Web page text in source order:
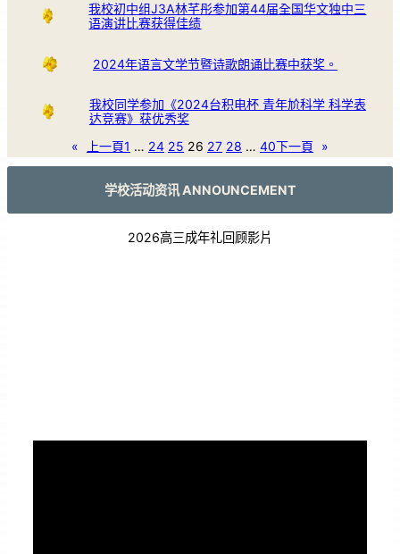
我校初中组J3A林芊彤参加第44届全国华文独中三
语演讲比赛获得佳绩
2024年语言文学节暨诗歌朗诵比赛中获奖。
我校同学参加《2024台积电杯 青年尬科学 科学表
达竞赛》获优秀奖
«
上一頁1 … 24 25 26 27 28 … 40下一頁 »
学校活动资讯 ANNOUNCEMENT
2026高三成年礼回顾影片